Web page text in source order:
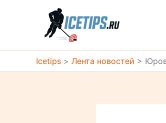
содержимому
Icetips > Лента новостей >